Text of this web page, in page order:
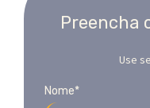
Preencha
Use
Nome*